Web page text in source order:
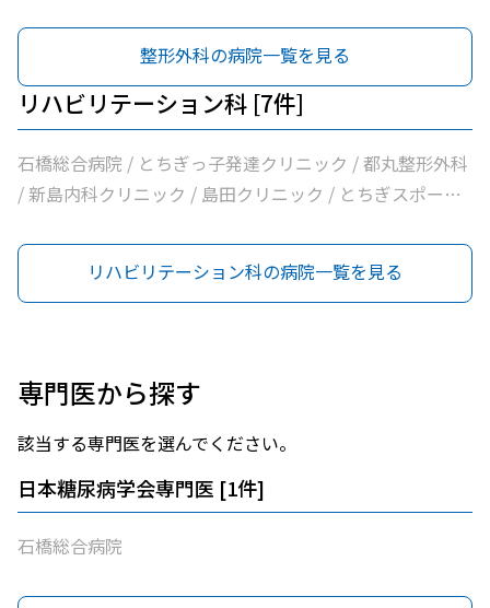
整形外科の病院一覧を見る
リハビリテーション科 [7件]
石橋総合病院 / とちぎっ子発達クリニック / 都丸整形外科
/ 新島内科クリニック / 島田クリニック / とちぎスポーツ
リハビリテーション科の病院一覧を見る
専門医から探す
該当する専門医を選んでください。
日本糖尿病学会専門医 [1件]
石橋総合病院